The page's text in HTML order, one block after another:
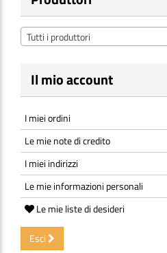
Tutti i produttori
Il mio account
I miei ordini
Le mie note di credito
I miei indirizzi
Le mie informazioni personali
Le mie liste di desideri
Esci